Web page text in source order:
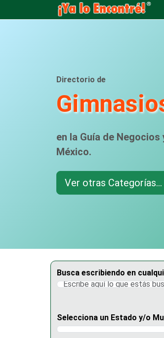
Directorio de
en la Guía de
México.
Ver otras Categorías...
Busca escribiendo en
Selecciona un Estado y/o
Selecciona un Estado